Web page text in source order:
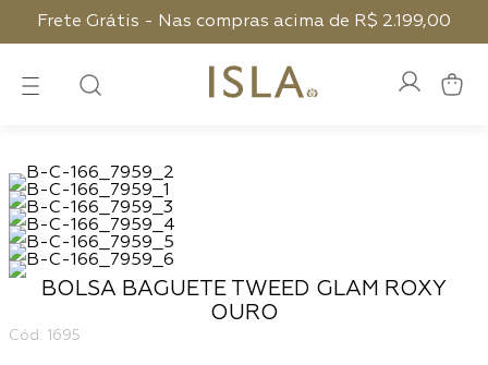
Frete Grátis - Nas compras acima de R$ 2.199,00
BOLSA BAGUETE TWEED GLAM ROXY
OURO
: 1695